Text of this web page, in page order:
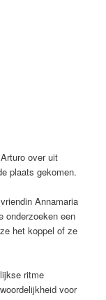
over uit
plaats gekomen.
Annamaria
onderzoeken een
het koppel of ze
ritme
voor